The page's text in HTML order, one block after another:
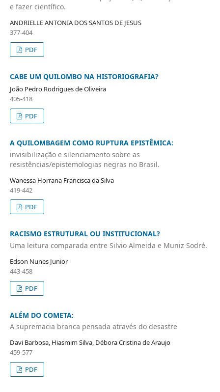
e fazer científico.
ANDRIELLE ANTONIA DOS SANTOS DE JESUS
377-404
PDF
CABE UM QUILOMBO NA HISTORIOGRAFIA?
João Pedro Rodrigues de Oliveira
405-418
PDF
A QUILOMBAGEM COMO RUPTURA EPISTÊMICA:
invisibilização e silenciamento sobre as
resistências/epistemologias negras no Brasil.
Wanessa Horrana Francisca da Silva
419-442
PDF
RACISMO ESTRUTURAL OU INSTITUCIONAL?
Uma leitura comparada entre Silvio Almeida e Muniz Sodré.
Edson Nunes Junior
443-458
PDF
ALÉM DO COMETA:
A supremacia branca pensada através do desastre
Davi Barbosa, Hiasmim Silva, Débora Cristina de Araujo
459-577
PDF